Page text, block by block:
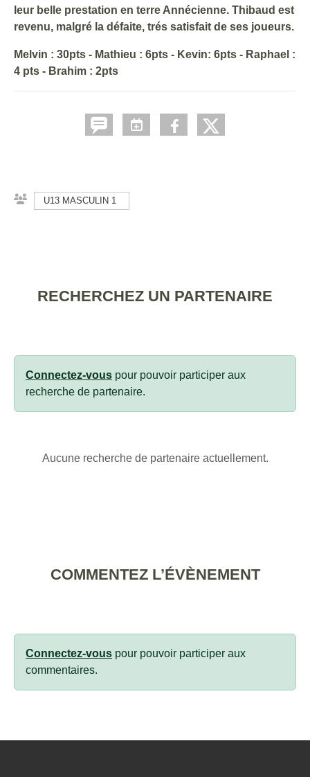
leur belle prestation en terre Annécienne. Thibaud est
revenu, malgré la défaite, trés satisfait de ses joueurs.
Melvin : 30pts - Mathieu : 6pts - Kevin: 6pts - Raphael :
4 pts - Brahim : 2pts
U13 MASCULIN 1
RECHERCHEZ UN PARTENAIRE
Connectez-vous pour pouvoir participer aux
recherche de partenaire.
Aucune recherche de partenaire actuellement.
COMMENTEZ L’ÉVÈNEMENT
Connectez-vous pour pouvoir participer aux
commentaires.